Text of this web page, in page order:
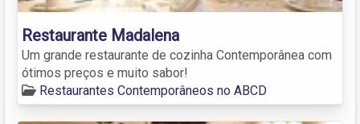
Restaurante Madalena
Um grande restaurante de cozinha Contemporânea com
ótimos preços e muito sabor!
Restaurantes Contemporâneos no ABCD